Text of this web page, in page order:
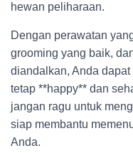
hewan peliharaan.
Dengan perawatan
grooming yang baik,
diandalkan, Anda
tetap **happy** dan
jangan ragu untuk
siap membantu
Anda.